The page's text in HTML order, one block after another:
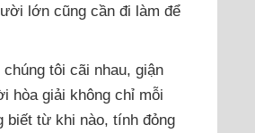
lớn cũng cần đi làm để
chúng tôi cãi nhau, giận
hòa giải không chỉ mỗi
biết từ khi nào, tính đỏng